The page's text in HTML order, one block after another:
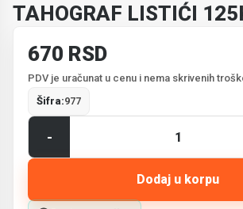
TAHOGRAF LISTIĆI
670 RSD
PDV je uračunat u cenu i nema skrivenih
Šifra:977
-
Dodaj u korpu